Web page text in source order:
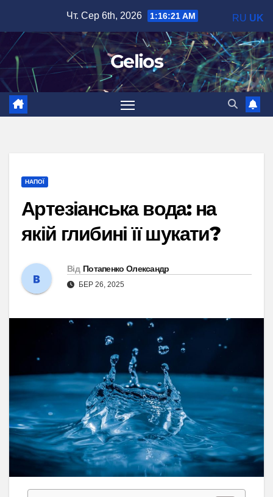
вмісту
Чт. Сер 6th, 2026 1:16:22 AM
Gelios
НАПОЇ
Артезіанська вода: на
якій глибині її шукати?
Від Потапенко Олександр
БЕР 26, 2025
RU UK